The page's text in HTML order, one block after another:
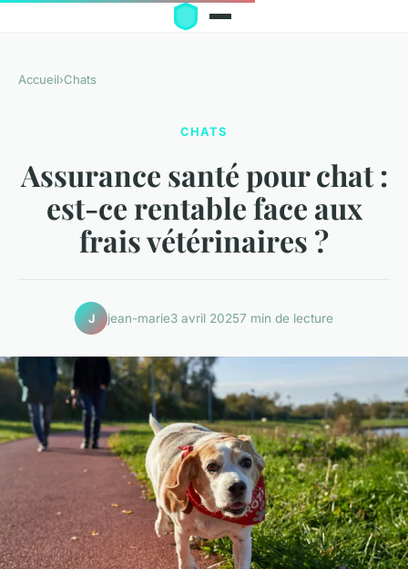
Accueil›Chats
CHATS
Assurance santé pour chat :
est-ce rentable face aux
frais vétérinaires ?
J jean-marie3 avril 20257 min de lecture